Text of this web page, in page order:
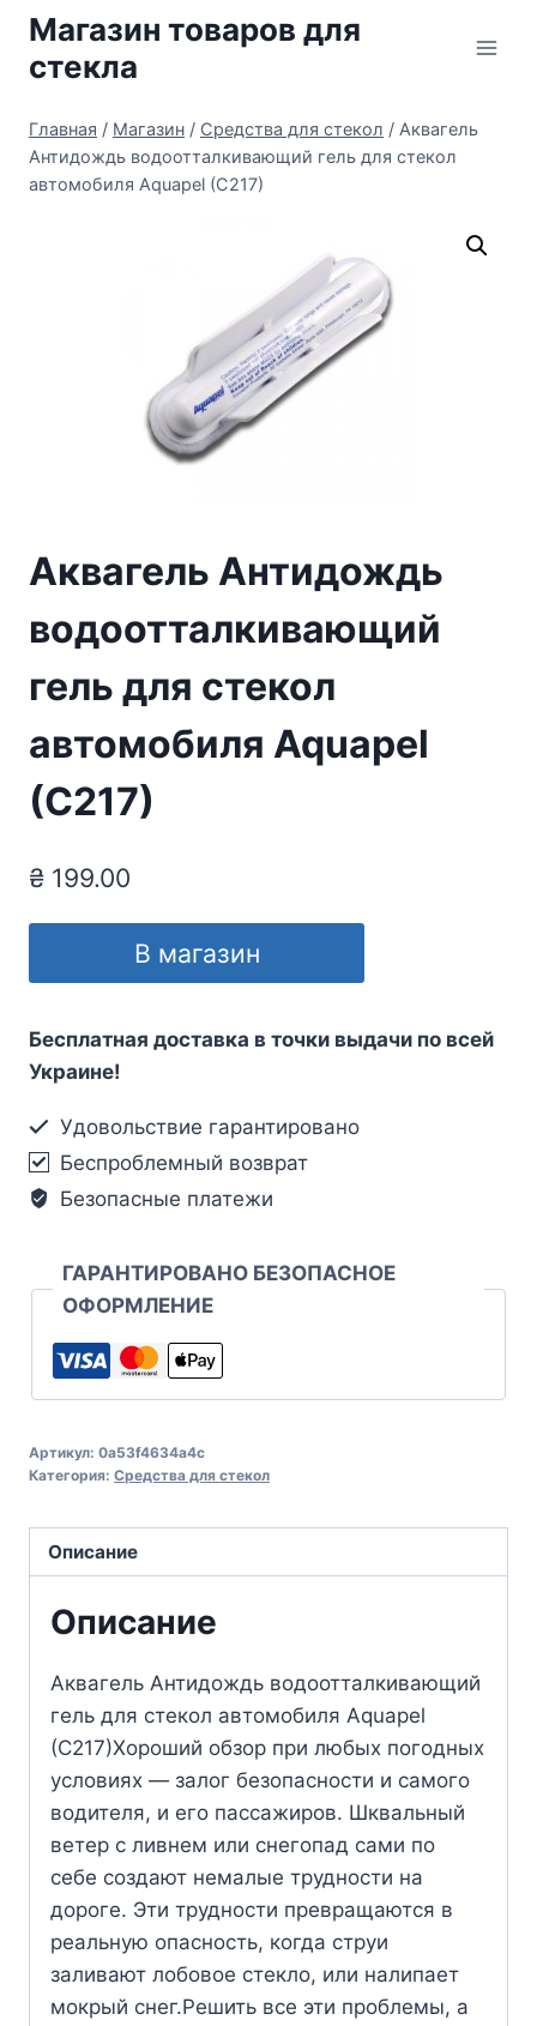
Перейти
содержимому
Магазин товаров для
стекла
Главная / Магазин / Средства для стекол / Аквагель
Антидождь водоотталкивающий гель для стекол
автомобиля Aquapel (C217)
Аквагель Антидождь
водоотталкивающий
гель для стекол
автомобиля Aquapel
(C217)
₴ 199.00
В магазин
Бесплатная доставка в точки выдачи по всей
Украине!
Удовольствие гарантировано
Беспроблемный возврат
Безопасные платежи
ГАРАНТИРОВАНО БЕЗОПАСНОЕ
ОФОРМЛЕНИЕ
Артикул: 0a53f4634a4c
Категория: Средства для стекол
Описание
Описание
Аквагель Антидождь водоотталкивающий
гель для стекол автомобиля Aquapel
(C217)Хороший обзор при любых погодных
условиях — залог безопасности и самого
водителя, и его пассажиров. Шквальный
ветер с ливнем или снегопад сами по
себе создают немалые трудности на
дороге. Эти трудности превращаются в
реальную опасность, когда струи
заливают лобовое стекло, или налипает
мокрый снег.Решить все эти проблемы, а